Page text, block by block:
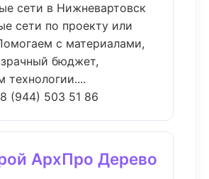
сети в Нижневартовск
сети по проекту или
с материалами,
бюджет,
технологии....
8 (944) 503 51 86
АрхПро Дерево